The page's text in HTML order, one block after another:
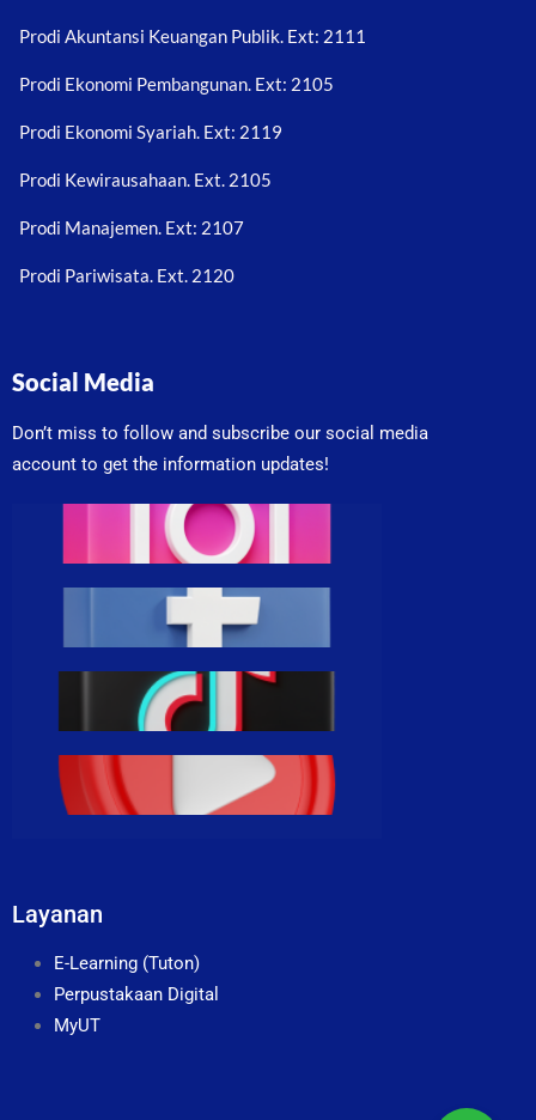
Prodi Akuntansi Keuangan Publik. Ext: 2111
Prodi Ekonomi Pembangunan. Ext: 2105
Prodi Ekonomi Syariah. Ext: 2119
Prodi Kewirausahaan. Ext. 2105
Prodi Manajemen. Ext: 2107
Prodi Pariwisata. Ext. 2120
Social Media
Don’t miss to follow and subscribe our social media
account to get the information updates!
Layanan
E-Learning (Tuton)
Perpustakaan Digital
MyUT